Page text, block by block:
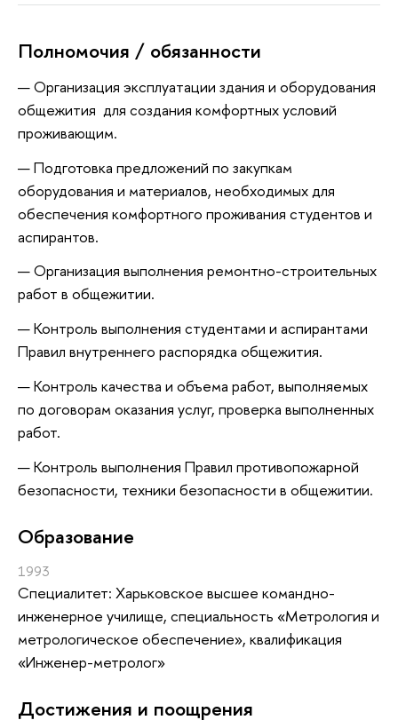
Полномочия / обязанности
Организация эксплуатации здания и оборудования
общежития для создания комфортных условий
проживающим.
Подготовка предложений по закупкам
оборудования и материалов, необходимых для
обеспечения комфортного проживания студентов и
аспирантов.
Организация выполнения ремонтно-строительных
работ в общежитии.
Контроль выполнения студентами и аспирантами
Правил внутреннего распорядка общежития.
Контроль качества и объема работ, выполняемых
по договорам оказания услуг, проверка выполненных
работ.
Контроль выполнения Правил противопожарной
безопасности, техники безопасности в общежитии.
Oбразование
1993
Специалитет: Харьковское высшее командно-
инженерное училище, специальность «Метрология и
метрологическое обеспечение», квалификация
«Инженер-метролог»
Достижения и поощрения